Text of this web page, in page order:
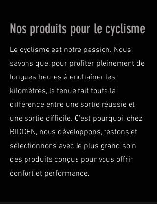
Nos produits pour le cyclisme
Le cyclisme est notre passion. Nous
savons que, pour profiter pleinement de
longues heures à enchaîner les
kilomètres, la tenue fait toute la
différence entre une sortie réussie et
une sortie difficile. C’est pourquoi, chez
RIDDEN, nous développons, testons et
sélectionnons avec le plus grand soin
des produits conçus pour vous offrir
confort et performance.